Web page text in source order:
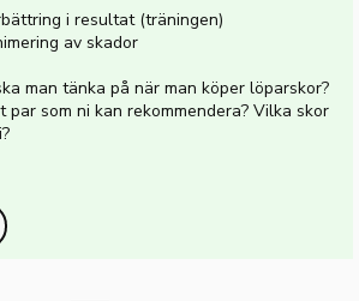
i resultat (träningen)
av skador
man tänka på när man köper löparskor?
par som ni kan rekommendera? Vilka skor